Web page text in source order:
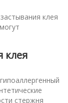
клея
клея
стержня